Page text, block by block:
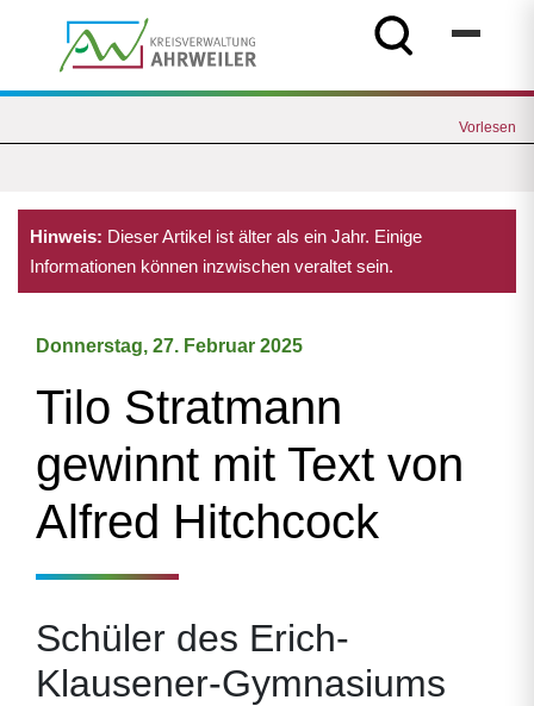
Vorlesen
Hinweis: Dieser Artikel ist älter als ein Jahr. Einige
Informationen können inzwischen veraltet sein.
Donnerstag, 27. Februar 2025
Tilo Stratmann
gewinnt mit Text von
Alfred Hitchcock
Schüler des Erich-
Klausener-Gymnasiums